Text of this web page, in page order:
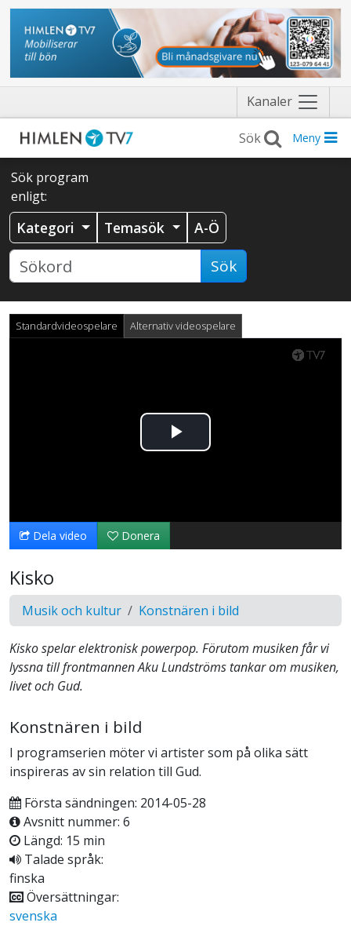
Kanaler Näytä
valikko
Meny
Sök program
enligt:
Kategori Temasök A-Ö
Sök
Standardvideospelare Alternativ videospelare
Spela
video
Dela video Donera
Kisko
Musik och kultur Konstnären i bild
Kisko spelar elektronisk powerpop. Förutom musiken får vi
lyssna till frontmannen Aku Lundströms tankar om musiken,
livet och Gud.
Konstnären i bild
I programserien möter vi artister som på olika sätt
inspireras av sin relation till Gud.
Första sändningen: 2014-05-28
Avsnitt nummer: 6
Längd: 15 min
Talade språk:
finska
Översättningar:
svenska